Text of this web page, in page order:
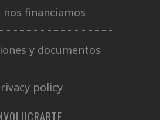
nos financiamos
y documentos
policy